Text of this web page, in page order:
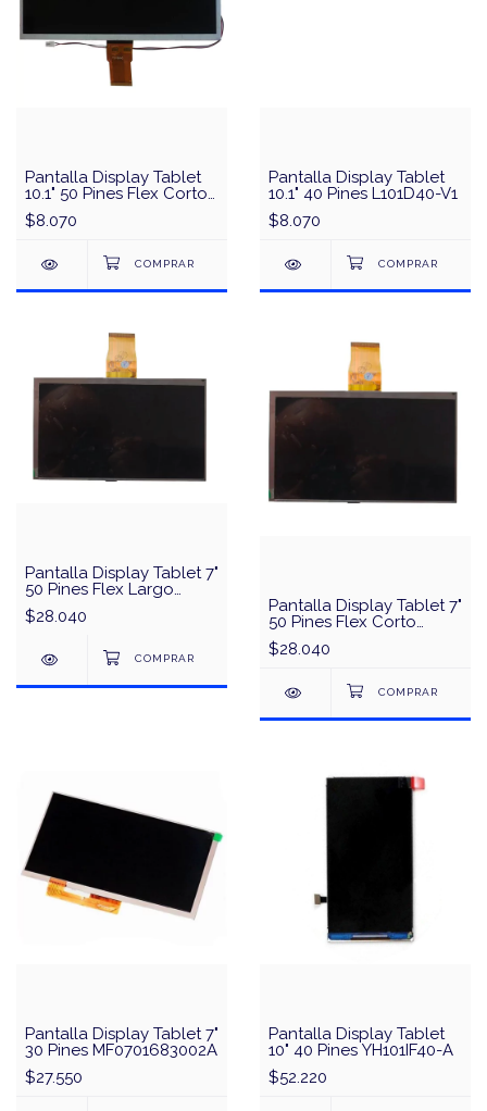
Pantalla Display Tablet
10.1" 50 Pines Flex Corto
T10150IVO
$8.070
Pantalla Display Tablet
10.1" 40 Pines L101D40-V1
$8.070
Pantalla Display Tablet 7"
50 Pines Flex Largo
MF70159502A
$28.040
Pantalla Display Tablet 7"
50 Pines Flex Corto
57050H1221
$28.040
Pantalla Display Tablet 7"
30 Pines MF0701683002A
$27.550
Pantalla Display Tablet
10" 40 Pines YH101IF40-A
$52.220